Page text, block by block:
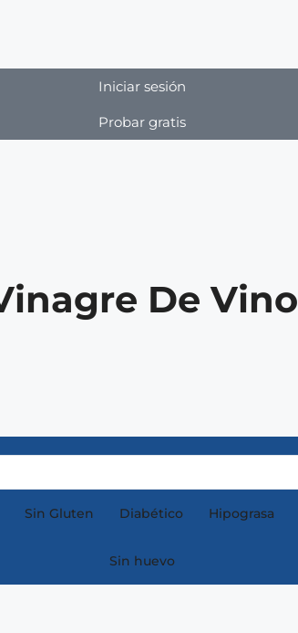
Iniciar sesión
Probar gratis
De Vino
Sin Gluten Diabético Hipograsa
Sin huevo